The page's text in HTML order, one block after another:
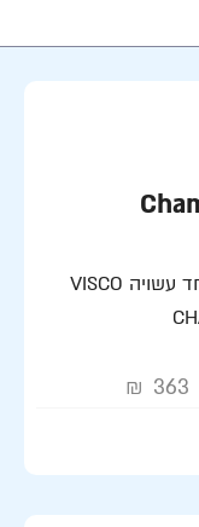
כרית שינה לילדים מפנקת במיוחד עשויה VISCO
363
₪